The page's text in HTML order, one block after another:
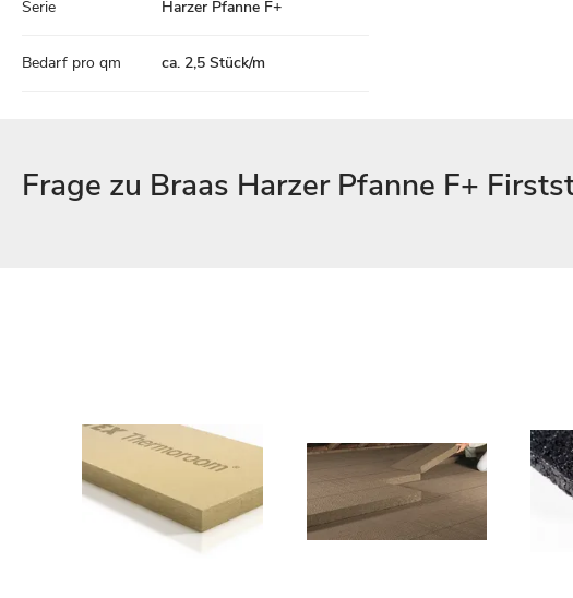
Serie Harzer Pfanne F+
Bedarf pro qm ca. 2,5 Stück/m
Frage zu Braas Harzer Pfanne F+